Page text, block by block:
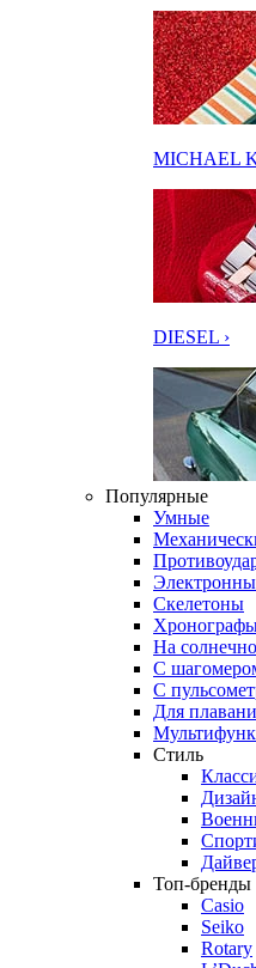
MICHAEL
DIESEL ›
Популярные
Умные
Скелетоны
На
С
С
Для
Стиль
Топ-бренды
Casio
Seiko
Rotary